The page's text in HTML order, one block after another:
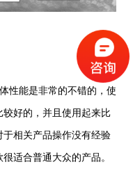
能是非常的不错的，使
好的，并且使用起来比
相关产品操作没有经验
适合普通大众的产品。